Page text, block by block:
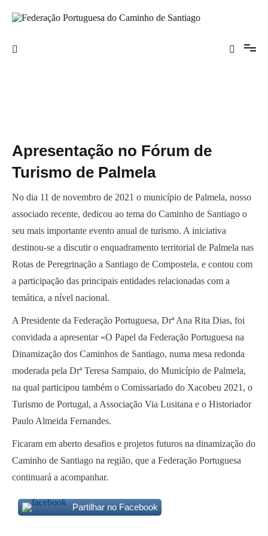
para
Santiago
Apresentação no Fórum de
Turismo de Palmela
No dia 11 de novembro de 2021 o município de Palmela, nosso
associado recente, dedicou ao tema do Caminho de Santiago o
seu mais importante evento anual de turismo. A iniciativa
destinou-se a discutir o enquadramento territorial de Palmela nas
Rotas de Peregrinação a Santiago de Compostela, e contou com
a participação das principais entidades relacionadas com a
temática, a nível nacional.
A Presidente da Federação Portuguesa, Drª Ana Rita Dias, foi
convidada a apresentar «O Papel da Federação Portuguesa na
Dinamização dos Caminhos de Santiago, numa mesa redonda
moderada pela Drª Teresa Sampaio, do Município de Palmela,
na qual participou também o Comissariado do Xacobeu 2021, o
Turismo de Portugal, a Associação Via Lusitana e o Historiador
Paulo Almeida Fernandes.
Ficaram em aberto desafios e projetos futuros na dinamização do
Caminho de Santiago na região, que a Federação Portuguesa
continuará a acompanhar.
Partilhar no Facebook